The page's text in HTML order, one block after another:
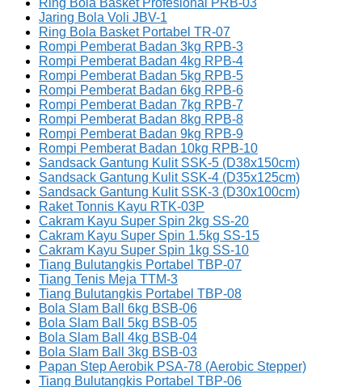
Ring Bola Basket Profesional PRB-03
Jaring Bola Voli JBV-1
Ring Bola Basket Portabel TR-07
Rompi Pemberat Badan 3kg RPB-3
Rompi Pemberat Badan 4kg RPB-4
Rompi Pemberat Badan 5kg RPB-5
Rompi Pemberat Badan 6kg RPB-6
Rompi Pemberat Badan 7kg RPB-7
Rompi Pemberat Badan 8kg RPB-8
Rompi Pemberat Badan 9kg RPB-9
Rompi Pemberat Badan 10kg RPB-10
Sandsack Gantung Kulit SSK-5 (D38x150cm)
Sandsack Gantung Kulit SSK-4 (D35x125cm)
Sandsack Gantung Kulit SSK-3 (D30x100cm)
Raket Tonnis Kayu RTK-03P
Cakram Kayu Super Spin 2kg SS-20
Cakram Kayu Super Spin 1.5kg SS-15
Cakram Kayu Super Spin 1kg SS-10
Tiang Bulutangkis Portabel TBP-07
Tiang Tenis Meja TTM-3
Tiang Bulutangkis Portabel TBP-08
Bola Slam Ball 6kg BSB-06
Bola Slam Ball 5kg BSB-05
Bola Slam Ball 4kg BSB-04
Bola Slam Ball 3kg BSB-03
Papan Step Aerobik PSA-78 (Aerobic Stepper)
Tiang Bulutangkis Portabel TBP-06